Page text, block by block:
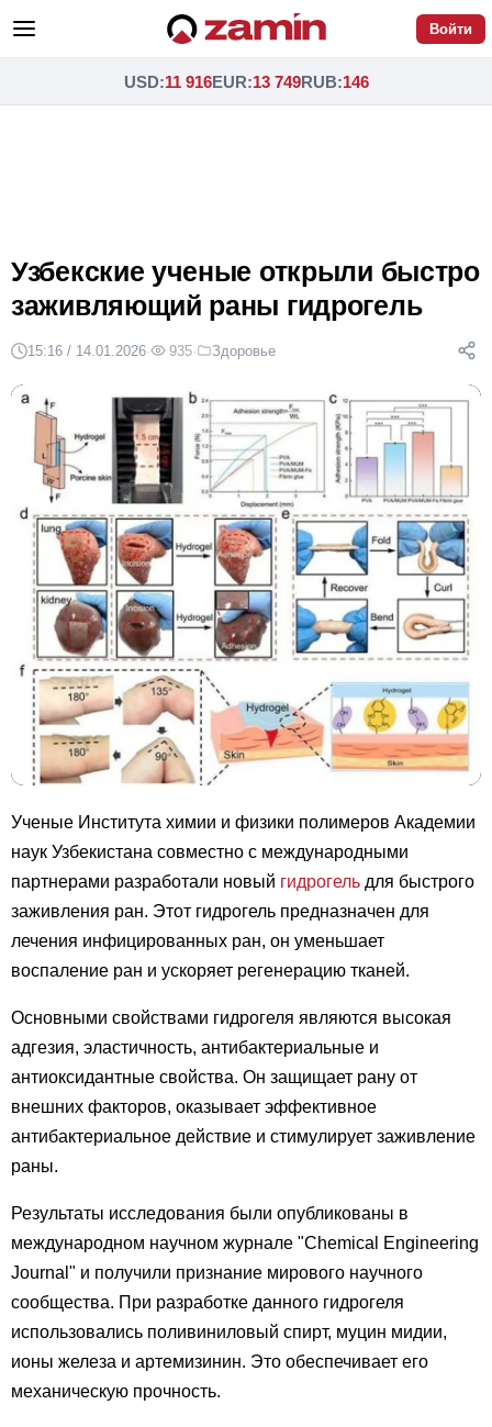
Войти
USD:11 916EUR:13 749RUB:146
Узбекские ученые открыли быстро
заживляющий раны гидрогель
15:16 / 14.01.2026· 935· Здоровье
Ученые Института химии и физики полимеров Академии
наук Узбекистана совместно с международными
партнерами разработали новый гидрогель для быстрого
заживления ран. Этот гидрогель предназначен для
лечения инфицированных ран, он уменьшает
воспаление ран и ускоряет регенерацию тканей.
Основными свойствами гидрогеля являются высокая
адгезия, эластичность, антибактериальные и
антиоксидантные свойства. Он защищает рану от
внешних факторов, оказывает эффективное
антибактериальное действие и стимулирует заживление
раны.
Результаты исследования были опубликованы в
международном научном журнале "Chemical Engineering
Journal" и получили признание мирового научного
сообщества. При разработке данного гидрогеля
использовались поливиниловый спирт, муцин мидии,
ионы железа и артемизинин. Это обеспечивает его
механическую прочность.